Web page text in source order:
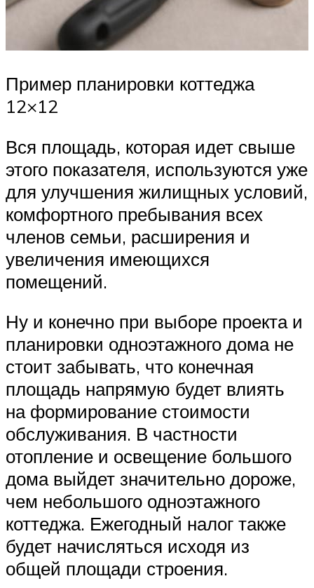
Пример планировки коттеджа
12×12
Вся площадь, которая идет свыше
этого показателя, используются уже
для улучшения жилищных условий,
комфортного пребывания всех
членов семьи, расширения и
увеличения имеющихся
помещений.
Ну и конечно при выборе проекта и
планировки одноэтажного дома не
стоит забывать, что конечная
площадь напрямую будет влиять
на формирование стоимости
обслуживания. В частности
отопление и освещение большого
дома выйдет значительно дороже,
чем небольшого одноэтажного
коттеджа. Ежегодный налог также
будет начисляться исходя из
общей площади строения.